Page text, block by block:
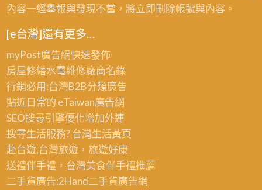
內容一經舉報與發現不當，將立即刪除帳號與內容。
[e台灣]還有更多…
myPost廣告網快速發佈
房屋修繕水電維修廠商名錄
行銷必用:台灣B2B分類廣告
貼近日常的 eTaiwan廣告網
SEO搜尋引擎優化增加外連
搜尋生活服務? 台灣生活黃頁
赴台遊,台灣旅遊，旅遊好康
送禮伴手禮，台灣美食伴手禮推薦
二手貨廣告:2Hand二手貨廣告網